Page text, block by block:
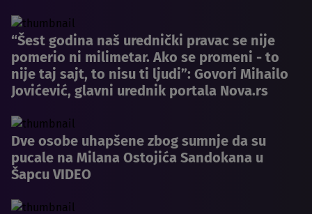
“Šest godina naš urednički pravac se nije
pomerio ni milimetar. Ako se promeni - to
nije taj sajt, to nisu ti ljudi”: Govori Mihailo
Jovićević, glavni urednik portala Nova.rs
Dve osobe uhapšene zbog sumnje da su
pucale na Milana Ostojića Sandokana u
Šapcu VIDEO